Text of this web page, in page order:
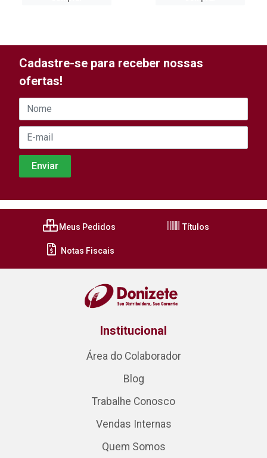
Cadastre-se para receber nossas
ofertas!
Meus Pedidos Títulos
Notas Fiscais
Institucional
Área do Colaborador
Blog
Trabalhe Conosco
Vendas Internas
Quem Somos